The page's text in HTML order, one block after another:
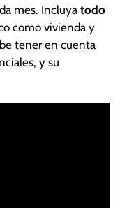
mes. Incluyatodo
como vivienda y
tener en cuenta
y su